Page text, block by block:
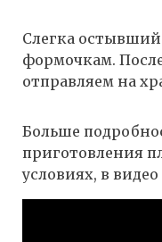
Слегка
формочкам.
отправляем на
Больше
приготовления
условиях, в